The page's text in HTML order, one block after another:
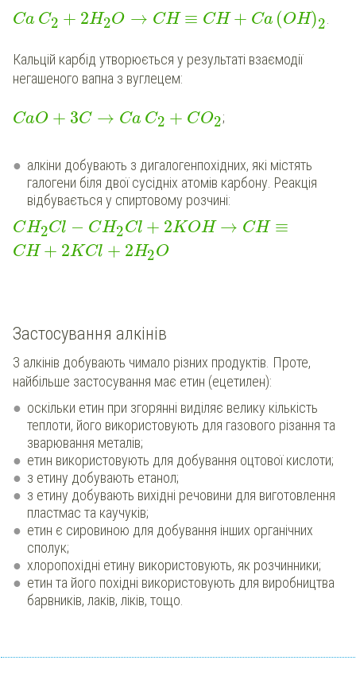
Ca C2 + 2H2O → CH ≡ CH + Ca (OH)2
Кальцій карбід утворюється у результаті взаємодії
негашеного вапна з вуглецем:
CaO + 3C → Ca C2 + CO2;
алкіни добувають з дигалогенпохідних, які містять
галогени біля двої сусідніх атомів карбону. Реакція
відбувається у спиртовому розчині:
CH2Cl − CH2Cl + 2KOH → CH ≡
CH + 2KCl + 2H2O
Застосування алкінів
З алкінів добувають чимало різних продуктів. Проте,
найбільше застосування має етин (ецетилен):
оскільки етин при згорянні виділяє велику кількість
теплоти, його використовують для газового різання та
зварювання металів;
етин використовують для добування оцтової кислоти;
з етину добувають етанол;
з етину добувають вихідні речовини для виготовлення
пластмас та каучуків;
етин є сировиною для добування інших органічних
сполук;
хлоропохідні етину використовують, як розчинники;
етин та його похідні використовують для виробництва
барвників, лаків, ліків, тощо.